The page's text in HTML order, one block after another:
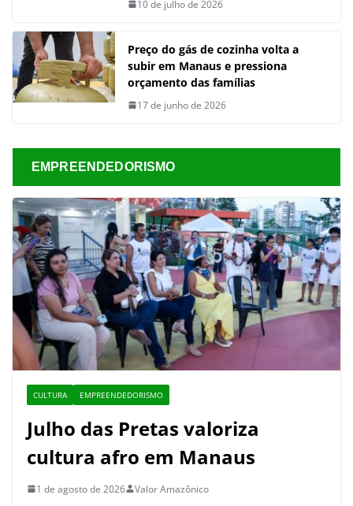
10 de julho de 2026
Preço do gás de cozinha volta a
subir em Manaus e pressiona
orçamento das famílias
17 de junho de 2026
EMPREENDEDORISMO
CULTURA EMPREENDEDORISMO
Julho das Pretas valoriza
cultura afro em Manaus
1 de agosto de 2026 Valor Amazônico